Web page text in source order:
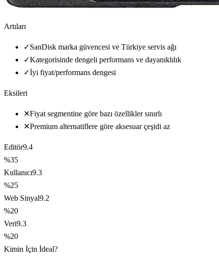
Artıları
✓SanDisk marka güvencesi ve Türkiye servis ağı
✓Kategorisinde dengeli performans ve dayanıklılık
✓İyi fiyat/performans dengesi
Eksileri
✕Fiyat segmentine göre bazı özellikler sınırlı
✕Premium alternatiflere göre aksesuar çeşidi az
Editör9.4
%35
Kullanıcı9.3
%25
Web Sinyal9.2
%20
Veri9.3
%20
Kimin İçin İdeal?